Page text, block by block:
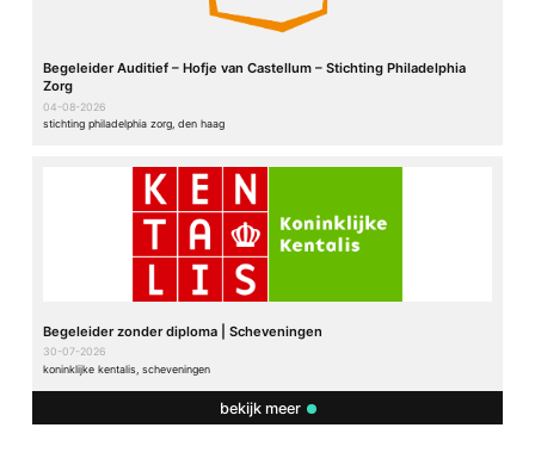
Begeleider Auditief – Hofje van Castellum – Stichting Philadelphia
Zorg
04-08-2026
stichting philadelphia zorg, den haag
Begeleider zonder diploma | Scheveningen
30-07-2026
koninklijke kentalis, scheveningen
bekijk meer